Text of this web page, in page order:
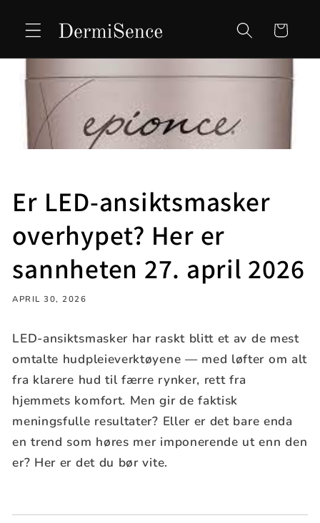
content
Cart
Er LED-ansiktsmasker
overhypet? Her er
sannheten 27. april 2026
APRIL 30, 2026
LED-ansiktsmasker har raskt blitt et av de mest
omtalte hudpleieverktøyene — med løfter om alt
fra klarere hud til færre rynker, rett fra
hjemmets komfort. Men gir de faktisk
meningsfulle resultater? Eller er det bare enda
en trend som høres mer imponerende ut enn den
er? Her er det du bør vite.